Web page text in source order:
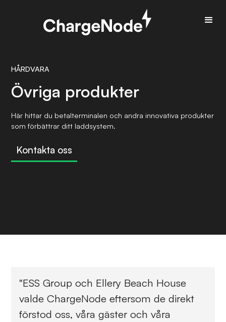
HÅRDVARA
Övriga produkter
Här hittar du betalterminalen och andra innovativa produkter
som förbättrar ditt laddsystem.
Kontakta oss
"ESS Group och Ellery Beach House
valde ChargeNode eftersom de direkt
förstod oss, våra gäster och våra